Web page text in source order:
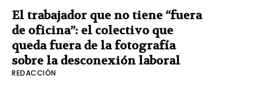
El trabajador que no tiene “fuera
de oficina”: el colectivo que
queda fuera de la fotografía
sobre la desconexión laboral
REDACCIÓN